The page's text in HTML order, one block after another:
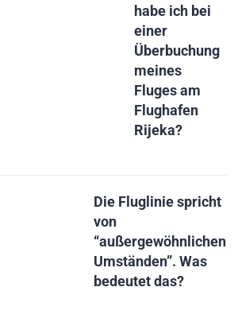
habe ich bei
einer
Überbuchung
meines
Fluges am
Flughafen
Rijeka?
Die Fluglinie spricht
von
“außergewöhnlichen
Umständen”. Was
bedeutet das?